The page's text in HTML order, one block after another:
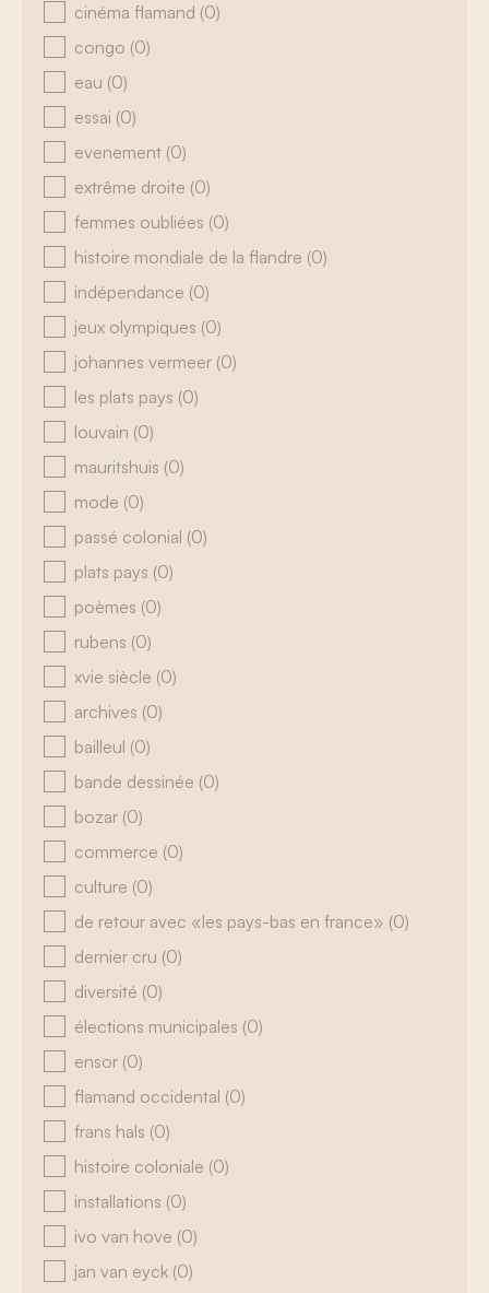
cinéma flamand (0)
congo (0)
eau (0)
essai (0)
evenement (0)
extrême droite (0)
femmes oubliées (0)
histoire mondiale de la flandre (0)
indépendance (0)
jeux olympiques (0)
johannes vermeer (0)
les plats pays (0)
louvain (0)
mauritshuis (0)
mode (0)
passé colonial (0)
plats pays (0)
poèmes (0)
rubens (0)
xvie siècle (0)
archives (0)
bailleul (0)
bande dessinée (0)
bozar (0)
commerce (0)
culture (0)
de retour avec «les pays-bas en france» (0)
dernier cru (0)
diversité (0)
élections municipales (0)
ensor (0)
flamand occidental (0)
frans hals (0)
histoire coloniale (0)
installations (0)
ivo van hove (0)
jan van eyck (0)